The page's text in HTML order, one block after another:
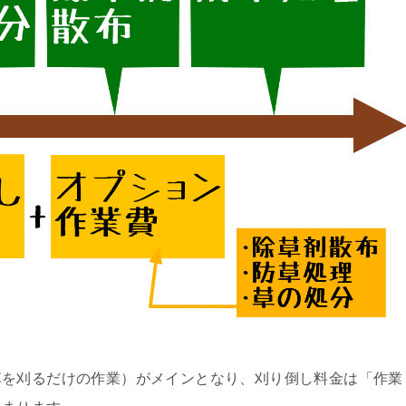
刈るだけの作業）がメインとなり、刈り倒し料金は「作業